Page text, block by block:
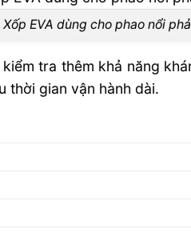
Xốp EVA dùng cho phao nổi
tra thêm khả năng
thời gian vận hành dài.